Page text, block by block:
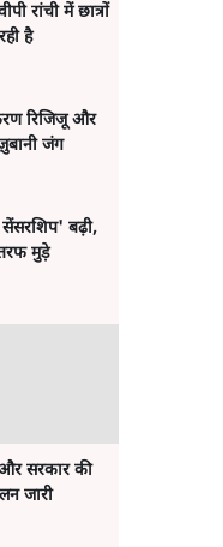
रांची में छात्रों
है
रिजिजू और
जंग
बढ़ी,
मुड़े
सरकार की
जारी